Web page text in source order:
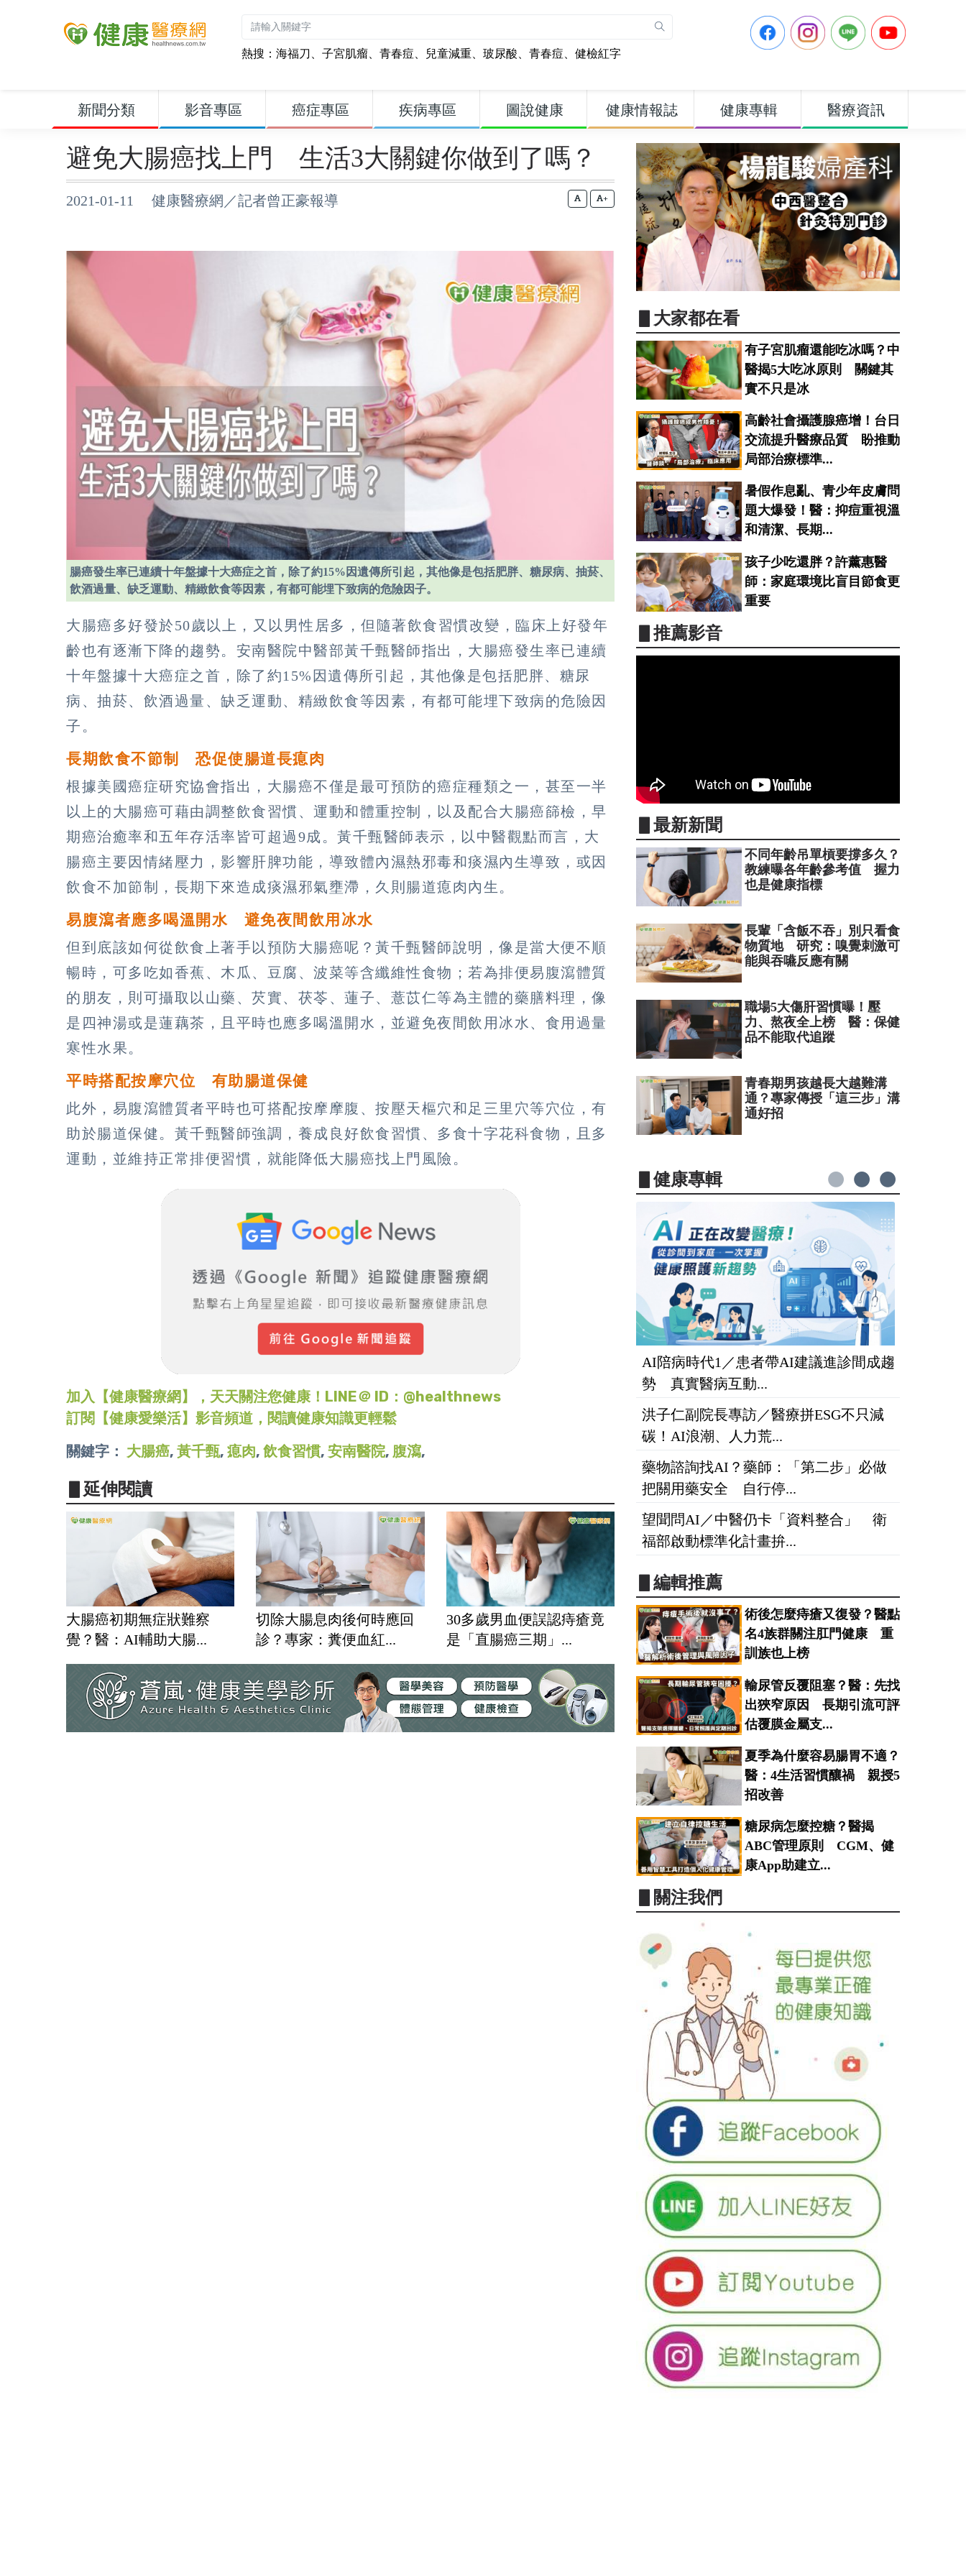
熱搜： 海福刀 、 子宮肌瘤、 青春痘、 兒童減重、 玻尿酸、 青春痘、 健檢紅字
新聞分類 影音專區 癌症專區 疾病專區 圖說健康 健康情報誌 健康專輯 醫療資訊
避免大腸癌找上門 生活3大關鍵你做到了嗎？
2021-01-11 健康醫療網／記者曾正豪報導 +
腸癌發生率已連續十年盤據十大癌症之首，除了約15%因遺傳所引起，其他像是包括肥胖、糖尿病、抽菸、
飲酒過量、缺乏運動、精緻飲食等因素，有都可能埋下致病的危險因子。
大腸癌多好發於50歲以上，又以男性居多，但隨著飲食習慣改變，臨床上好發年
齡也有逐漸下降的趨勢。安南醫院中醫部黃千甄醫師指出，大腸癌發生率已連續
十年盤據十大癌症之首，除了約15%因遺傳所引起，其他像是包括肥胖、糖尿
病、抽菸、飲酒過量、缺乏運動、精緻飲食等因素，有都可能埋下致病的危險因
子。
長期飲食不節制 恐促使腸道長瘜肉
根據美國癌症研究協會指出，大腸癌不僅是最可預防的癌症種類之一，甚至一半
以上的大腸癌可藉由調整飲食習慣、運動和體重控制，以及配合大腸癌篩檢，早
期癌治癒率和五年存活率皆可超過9成。黃千甄醫師表示，以中醫觀點而言，大
腸癌主要因情緒壓力，影響肝脾功能，導致體內濕熱邪毒和痰濕內生導致，或因
飲食不加節制，長期下來造成痰濕邪氣壅滯，久則腸道瘜肉內生。
易腹瀉者應多喝溫開水 避免夜間飲用冰水
但到底該如何從飲食上著手以預防大腸癌呢？黃千甄醫師說明，像是當大便不順
暢時，可多吃如香蕉、木瓜、豆腐、波菜等含纖維性食物；若為排便易腹瀉體質
的朋友，則可攝取以山藥、芡實、茯苓、蓮子、薏苡仁等為主體的藥膳料理，像
是四神湯或是蓮藕茶，且平時也應多喝溫開水，並避免夜間飲用冰水、食用過量
寒性水果。
平時搭配按摩穴位 有助腸道保健
此外，易腹瀉體質者平時也可搭配按摩摩腹、按壓天樞穴和足三里穴等穴位，有
助於腸道保健。黃千甄醫師強調，養成良好飲食習慣、多食十字花科食物，且多
運動，並維持正常排便習慣，就能降低大腸癌找上門風險。
加入【健康醫療網】，天天關注您健康！LINE＠ ID：@healthnews
訂閱【健康愛樂活】影音頻道，閱讀健康知識更輕鬆
關鍵字： 大腸癌, 黃千甄, 瘜肉, 飲食習慣, 安南醫院, 腹瀉,
▋延伸閱讀
大腸癌初期無症狀難察
覺？醫：AI輔助大腸...
切除大腸息肉後何時應回
診？專家：糞便血紅...
30多歲男血便誤認痔瘡竟
是「直腸癌三期」...
▋大家都在看
有子宮肌瘤還能吃冰嗎？中
醫揭5大吃冰原則 關鍵其
實不只是冰
高齡社會攝護腺癌增！台日
交流提升醫療品質 盼推動
局部治療標準...
暑假作息亂、青少年皮膚問
題大爆發！醫：抑痘重視溫
和清潔、長期...
孩子少吃還胖？許薰惠醫
師：家庭環境比盲目節食更
重要
▋推薦影音
▋最新新聞
不同年齡吊單槓要撐多久？
教練曝各年齡參考值 握力
也是健康指標
長輩「含飯不吞」別只看食
物質地 研究：嗅覺刺激可
能與吞嚥反應有關
職場5大傷肝習慣曝！壓
力、熬夜全上榜 醫：保健
品不能取代追蹤
青春期男孩越長大越難溝
通？專家傳授「這三步」溝
通好招
▋健康專輯
AI陪病時代1／患者帶AI建議進診間成趨
勢 真實醫病互動...
洪子仁副院長專訪／醫療拼ESG不只減
碳！AI浪潮、人力荒...
藥物諮詢找AI？藥師：「第二步」必做
把關用藥安全 自行停...
望聞問AI／中醫仍卡「資料整合」 衛
福部啟動標準化計畫拚...
▋編輯推薦
術後怎麼痔瘡又復發？醫點
名4族群關注肛門健康 重
訓族也上榜
輸尿管反覆阻塞？醫：先找
出狹窄原因 長期引流可評
估覆膜金屬支...
夏季為什麼容易腸胃不適？
醫：4生活習慣釀禍 親授5
招改善
糖尿病怎麼控糖？醫揭
ABC管理原則 CGM、健
康App助建立...
▋關注我們